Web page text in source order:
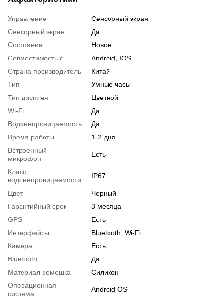
Управление
Сенсорный экран
Сенсорный экран
Да
Состояние
Новое
Совместимость с
Android, IOS
Страна производитель
Китай
Тип
Умные часы
Тип дисплея
Цветной
Wi-Fi
Да
Водонепроницаемость
Да
Время работы
1-2 дня
Встроенный
микрофон
Есть
Класс
водонепроницаемости
IP67
Цвет
Черный
Гарантийный срок
3 месяца
GPS
Есть
Интерфейсы
Bluetooth, Wi-Fi
Камера
Есть
Bluetooth
Да
Материал ремешка
Силикон
Операционная
система
Android OS